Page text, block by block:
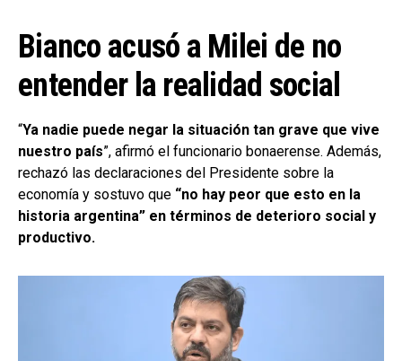
Bianco acusó a Milei de no
entender la realidad social
“Ya nadie puede negar la situación tan grave que vive
nuestro país”, afirmó el funcionario bonaerense. Además,
rechazó las declaraciones del Presidente sobre la
economía y sostuvo que “no hay peor que esto en la
historia argentina” en términos de deterioro social y
productivo.